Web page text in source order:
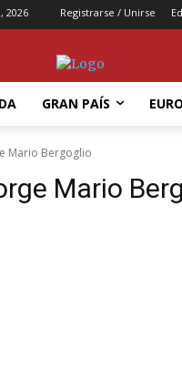
2026 Registrarse / Unirse
GRAN PAÍS
Mario Bergoglio
Mario